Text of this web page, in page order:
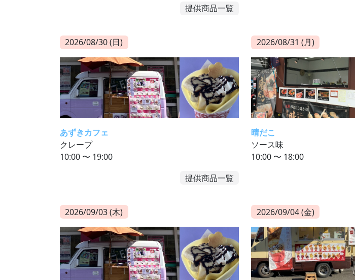
提供商品一覧
2026/08/30 (日)
あずきカフェ
クレープ
10:00 〜 19:00
提供商品一覧
2026/08/31 (月)
晴だこ
ソース味
10:00 〜 18:00
2026/09/03 (木) 2026/09/04 (金)